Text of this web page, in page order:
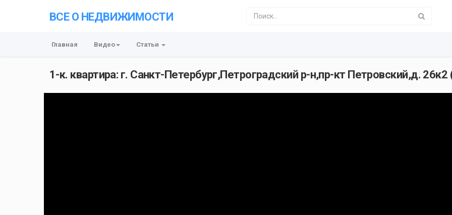
ВСЕ О НЕДВИЖИМОСТИ
Главная Видео Статьи
1-к. квартира: г. Санкт-Петербург,Петроградский р-н,пр-кт Петровский,д. 26к2